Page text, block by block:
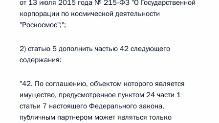
от 13 июля 2015 года № 215-ФЗ "О Государственной
корпорации по космической деятельности
"Роскосмос";";
2) статью 5 дополнить частью 42 следующего
содержания:
"42. По соглашению, объектом которого является
имущество, предусмотренное пунктом 24 части 1
статьи 7 настоящего Федерального закона,
публичным партнером может являться только